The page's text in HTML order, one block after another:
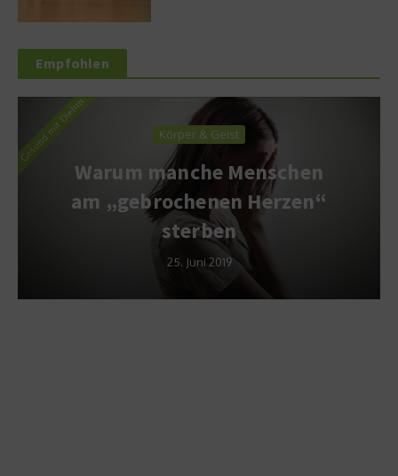
Empfohlen
Körper & Geist
Warum manche Menschen
am „gebrochenen Herzen“
sterben
25. Juni 2019